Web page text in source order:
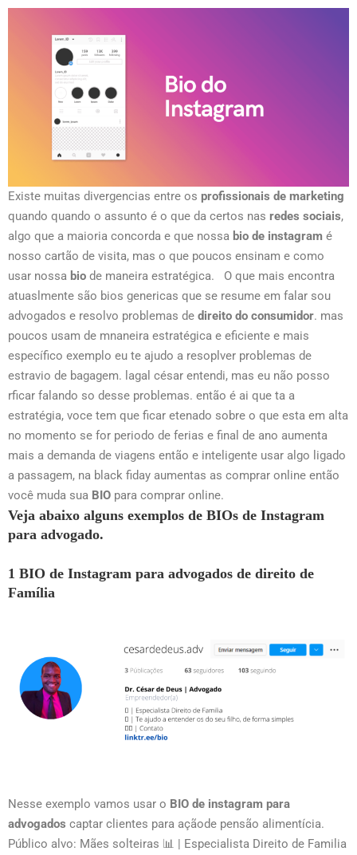
Existe muitas divergencias entre os profissionais de marketing
quando quando o assunto é o que da certos nas redes sociais,
algo que a maioria concorda e que nossa bio de instagram é
nosso cartão de visita, mas o que poucos ensinam e como
usar nossa bio de maneira estratégica. O que mais encontra
atuaslmente são bios genericas que se resume em falar sou
advogados e resolvo problemas de direito do consumidor. mas
poucos usam de mnaneira estratégica e eficiente e mais
específico exemplo eu te ajudo a resoplver problemas de
estravio de bagagem. lagal césar entendi, mas eu não posso
rficar falando so desse problemas. então é ai que ta a
estratégia, voce tem que ficar etenado sobre o que esta em alta
no momento se for periodo de ferias e final de ano aumenta
mais a demanda de viagens então e inteligente usar algo ligado
a passagem, na black fiday aumentas as comprar online então
você muda sua BIO para comprar online.
Veja abaixo alguns exemplos de BIOs de Instagram
para advogado.
1 BIO de Instagram para advogados de direito de
Família
Nesse exemplo vamos usar o BIO de instagram para
advogados captar clientes para açãode pensão alimentícia.
Público alvo: Mães solteiras 📊 | Especialista Direito de Familia